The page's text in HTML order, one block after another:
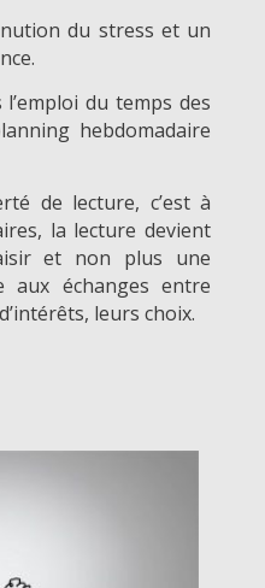
du stress et un
du temps des
hebdomadaire
de lecture, c’est à
la lecture devient
et non plus une
aux échanges entre
leurs choix.